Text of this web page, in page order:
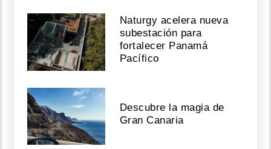
Naturgy acelera nueva
subestación para
fortalecer Panamá
Pacífico
Descubre la magia de
Gran Canaria